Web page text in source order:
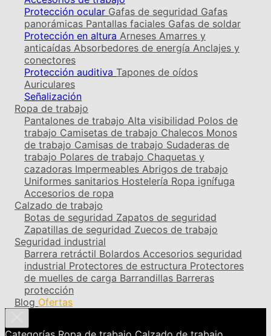
Protección ocular Gafas de seguridad Gafas
panorámicas Pantallas faciales Gafas de soldar
Protección en altura Arneses Amarres y
anticaídas Absorbedores de energía Anclajes y
conectores
Protección auditiva Tapones de oídos
Auriculares
Señalización
Ropa de trabajo
Pantalones de trabajo Alta visibilidad Polos de
trabajo Camisetas de trabajo Chalecos Monos
de trabajo Camisas de trabajo Sudaderas de
trabajo Polares de trabajo Chaquetas y
cazadoras Impermeables Abrigos de trabajo
Uniformes sanitarios Hostelería Ropa ignífuga
Accesorios de ropa
Calzado de trabajo
Botas de seguridad Zapatos de seguridad
Zapatillas de seguridad Zuecos de trabajo
Seguridad industrial
Barrera retráctil Bolardos Accesorios seguridad
industrial Protectores de estructura Protectores
de muelles de carga Barrandillas Barreras
protección
Blog Ofertas